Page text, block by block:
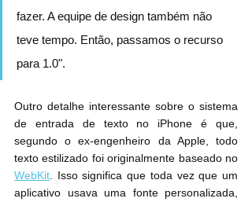
fazer. A equipe de design também não
teve tempo. Então, passamos o recurso
para 1.0".
Outro detalhe interessante sobre o sistema
de entrada de texto no iPhone é que,
segundo o ex-engenheiro da Apple, todo
WebKit . Isso significa que toda vez que um
aplicativo usava uma fonte personalizada,